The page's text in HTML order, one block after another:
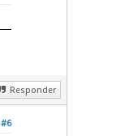
Responder
#6